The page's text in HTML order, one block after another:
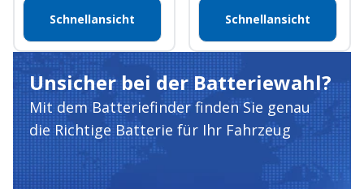
Schnellansicht Schnellansicht
Unsicher bei der Batteriewahl?
Mit dem Batteriefinder finden Sie genau
die Richtige Batterie für Ihr Fahrzeug